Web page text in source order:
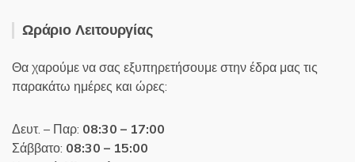
Ωράριο Λειτουργίας
Θα χαρούμε να σας εξυπηρετήσουμε στην έδρα μας τις
παρακάτω ημέρες και ώρες:
Δευτ. – Παρ: 08:30 – 17:00
Σάββατο: 08:30 – 15:00